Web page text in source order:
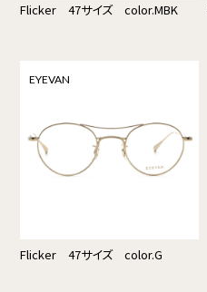
Flicker 47サイズ color.MBK
EYEVAN
Flicker 47サイズ color.G